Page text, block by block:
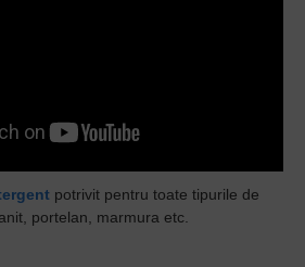
potrivit pentru toate tipurile de
portelan, marmura etc.